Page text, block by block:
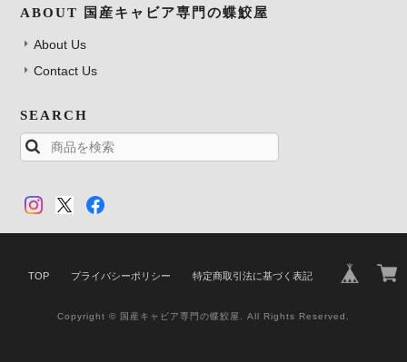
ABOUT 国産キャビア専門の蝶鮫屋
About Us
Contact Us
SEARCH
TOP プライバシーポリシー 特定商取引法に基づく表記
Copyright © 国産キャビア専門の蝶鮫屋. All Rights Reserved.